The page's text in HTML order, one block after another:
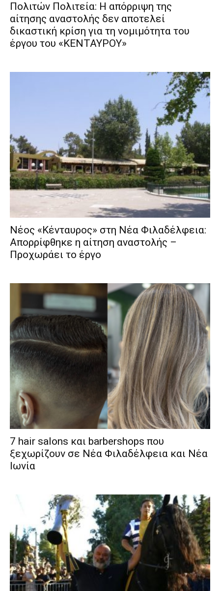
Πολιτών Πολιτεία: Η απόρριψη της
αίτησης αναστολής δεν αποτελεί
δικαστική κρίση για τη νομιμότητα του
έργου του «ΚΕΝΤΑΥΡΟΥ»
Νέος «Κένταυρος» στη Νέα Φιλαδέλφεια:
Απορρίφθηκε η αίτηση αναστολής –
Προχωράει το έργο
7 hair salons και barbershops που
ξεχωρίζουν σε Νέα Φιλαδέλφεια και Νέα
Ιωνία